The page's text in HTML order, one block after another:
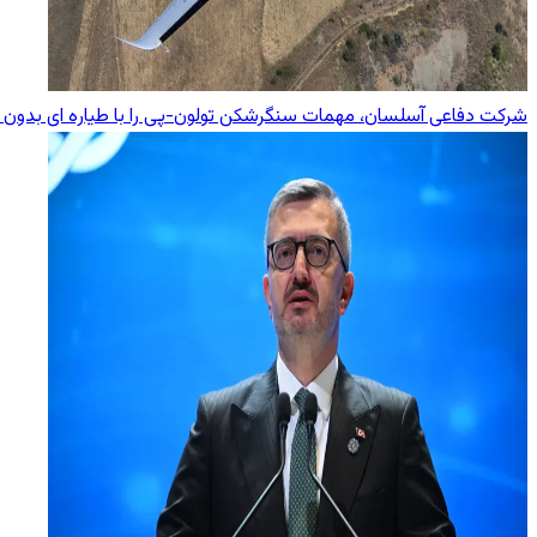
شرکت دفاعی آسلسان، مهمات سنگرشکن تولون-پی را با طیاره ای